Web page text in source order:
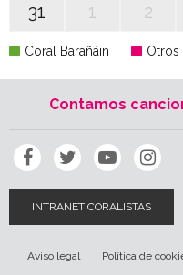
31
1 2
Coral Barañáin Otros
Contamos
INTRANET CORALISTAS
Aviso legal Política de